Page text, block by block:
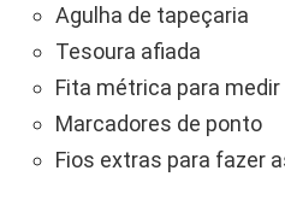
Agulha de tapeçaria
Tesoura afiada
Fita métrica para
Marcadores de ponto
Fios extras para fazer